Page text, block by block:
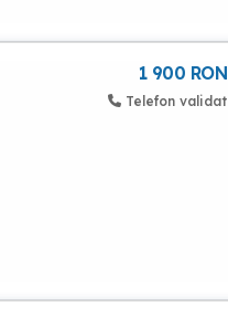
1 900 RON
Telefon validat